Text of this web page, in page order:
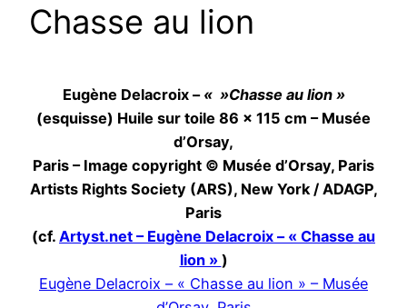
Chasse au lion
Eugène Delacroix – « »Chasse au lion »
(esquisse) Huile sur toile 86 x 115 cm – Musée
d’Orsay,
Paris – Image copyright © Musée d’Orsay, Paris
Artists Rights Society (ARS), New York / ADAGP,
Paris
(cf. Artyst.net – Eugène Delacroix – « Chasse au
lion » )
Eugène Delacroix – « Chasse au lion » – Musée